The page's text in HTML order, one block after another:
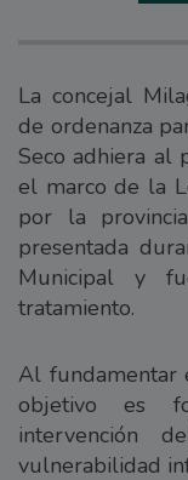
La concejal
de ordenanza
Seco adhiera al
el marco de la
por la
presentada
Municipal y
tratamiento.
Al fundamentar
objetivo es
intervención
vulnerabilidad